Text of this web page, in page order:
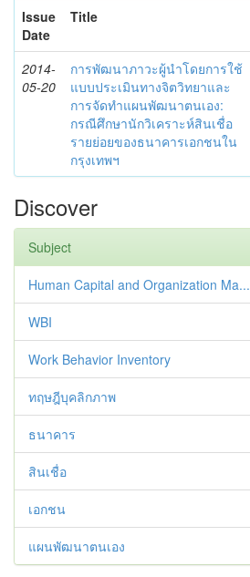
Issue
Date
Title
2014-
05-20
การพัฒนาภาวะผู้นำโดยการใช้
แบบประเมินทางจิตวิทยาและ
การจัดทำแผนพัฒนาตนเอง:
กรณีศึกษานักวิเคราะห์สินเชื่อ
รายย่อยของธนาคารเอกชนใน
กรุงเทพฯ
Discover
Subject
Human Capital and Organization Ma...
WBI
Work Behavior Inventory
ทฤษฎีบุคลิกภาพ
ธนาคาร
สินเชื่อ
เอกชน
แผนพัฒนาตนเอง